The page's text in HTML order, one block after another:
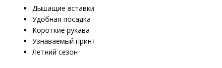
Дышащие вставки
Удобная посадка
Короткие рукава
Узнаваемый принт
Летний сезон